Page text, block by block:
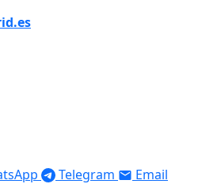
Telegram Email